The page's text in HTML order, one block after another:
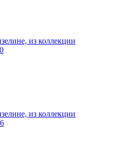
из коллекции
из коллекции